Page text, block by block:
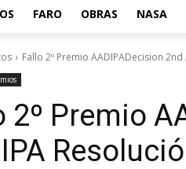
FARO OBRAS NASA
Fallo 2º Premio AADIPADecision
2º Premio